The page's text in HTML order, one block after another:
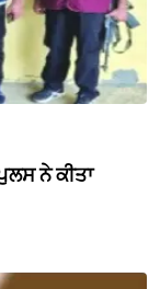
ਨੇ ਕੀਤਾ